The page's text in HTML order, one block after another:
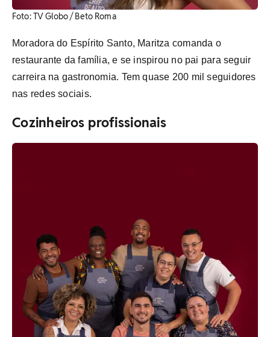
Foto: TV Globo / Beto Roma
Moradora do Espírito Santo, Maritza comanda o
restaurante da família, e se inspirou no pai para seguir
carreira na gastronomia. Tem quase 200 mil seguidores
nas redes sociais.
Cozinheiros profissionais